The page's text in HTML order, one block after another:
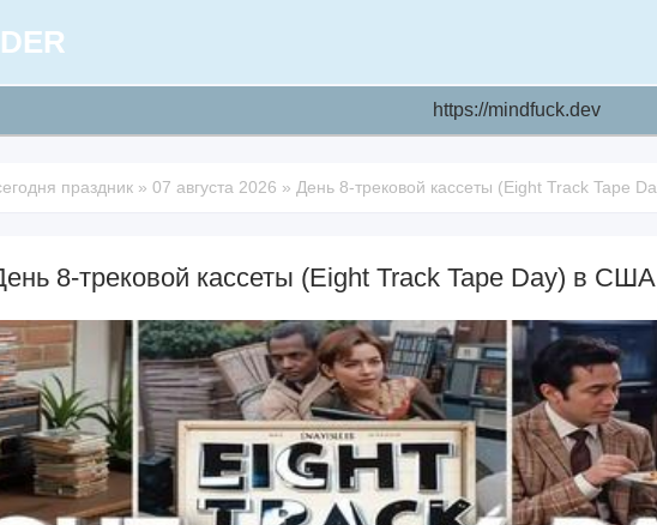
https://mindfuck.dev
праздник » 07 августа 2026 » День 8-трековой кассеты (Eight Track Tape
8-трековой кассеты (Eight Track Tape Day) в США